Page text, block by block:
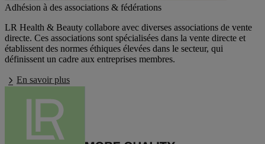
Adhésion à des associations & fédérations
LR Health & Beauty collabore avec diverses associations de vente
directe. Ces associations sont spécialisées dans la vente directe et
établissent des normes éthiques élevées dans le secteur, qui
définissent un cadre aux entreprises membres.
En savoir plus